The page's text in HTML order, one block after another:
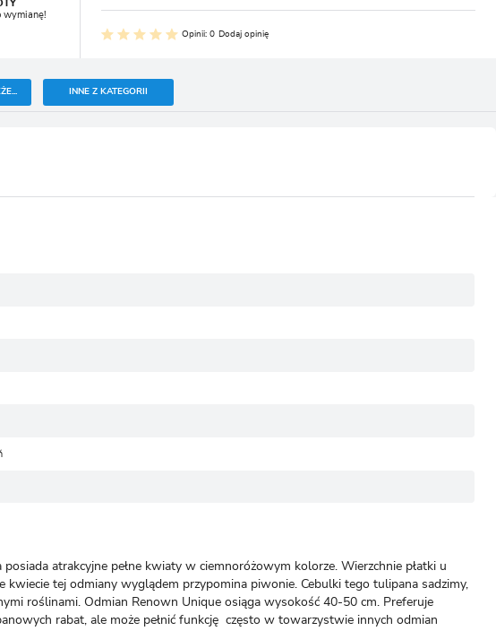
wymianę!
Opinii: 0 Dodaj opinię
INNE Z KATEGORII
atrakcyjne pełne kwiaty w ciemnoróżowym kolorze. Wierzchnie płatki u
tej odmiany wyglądem przypomina piwonie. Cebulki tego tulipana sadzimy,
roślinami. Odmian Renown Unique osiąga wysokość 40-50 cm. Preferuje
rabat, ale może pełnić funkcję często w towarzystwie innych odmian